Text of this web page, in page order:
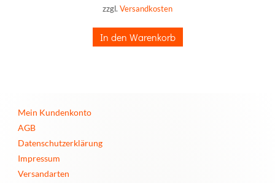
zzgl. Versandkosten
In den Warenkorb
Mein Kundenkonto
AGB
Datenschutzerklärung
Impressum
Versandarten